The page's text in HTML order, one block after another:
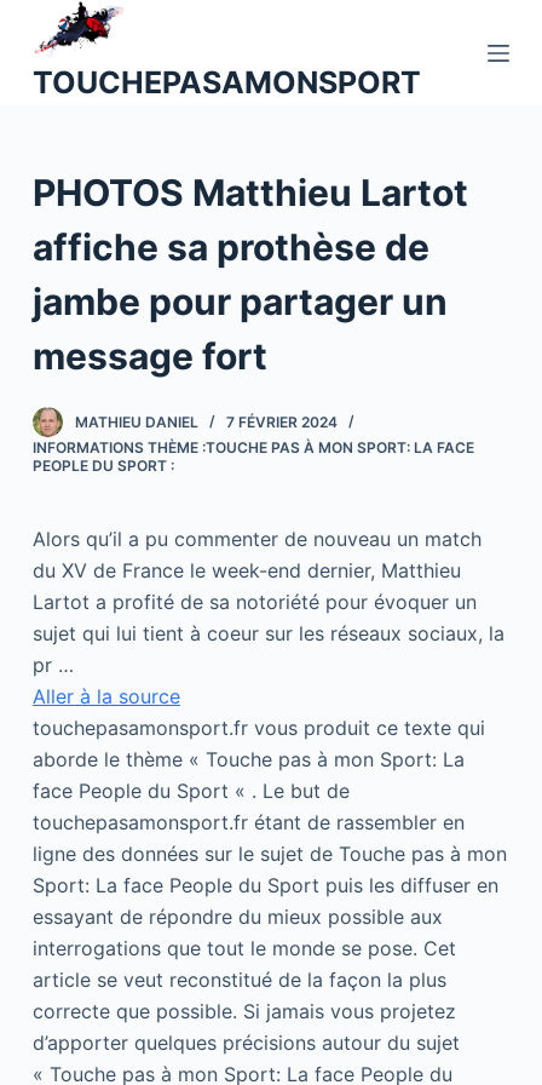
u
o
n
u
TOUCHEPASAMONSPORT
PHOTOS Matthieu Lartot
affiche sa prothèse de
jambe pour partager un
message fort
MATHIEU DANIEL
7 FÉVRIER 2024
INFORMATIONS THÈME :TOUCHE PAS À MON SPORT: LA FACE
PEOPLE DU SPORT :
Alors qu’il a pu commenter de nouveau un match
du XV de France le week-end dernier, Matthieu
Lartot a profité de sa notoriété pour évoquer un
sujet qui lui tient à coeur sur les réseaux sociaux, la
pr …
Aller à la source
touchepasamonsport.fr vous produit ce texte qui
aborde le thème « Touche pas à mon Sport: La
face People du Sport « . Le but de
touchepasamonsport.fr étant de rassembler en
ligne des données sur le sujet de Touche pas à mon
Sport: La face People du Sport puis les diffuser en
essayant de répondre du mieux possible aux
interrogations que tout le monde se pose. Cet
article se veut reconstitué de la façon la plus
correcte que possible. Si jamais vous projetez
d’apporter quelques précisions autour du sujet
« Touche pas à mon Sport: La face People du